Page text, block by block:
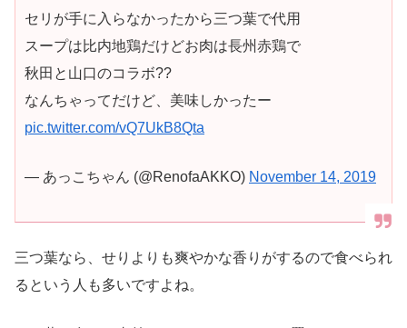
セリが手に入らなかったから三つ葉で代用
スープは比内地鶏だけどお肉は長州赤鶏で
秋田と山口のコラボ??
なんちゃってだけど、美味しかったー
pic.twitter.com/vQ7UkB8Qta
— あっこちゃん (@RenofaAKKO) November 14, 2019
三つ葉なら、せりよりも爽やかな香りがするので食べられ
るという人も多いですよね。